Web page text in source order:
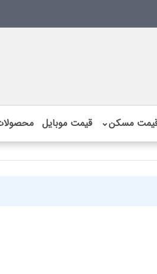
مسکن⌄ قیمت موبایل